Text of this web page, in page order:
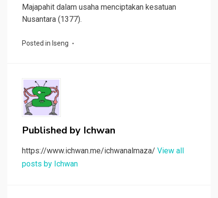
Majapahit dalam usaha menciptakan kesatuan
Nusantara (1377).
Posted in Iseng
Published by Ichwan
https://www.ichwan.me/ichwanalmaza/ View all
posts by Ichwan